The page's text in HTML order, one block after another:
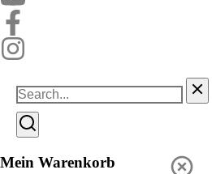
Mein Warenkorb